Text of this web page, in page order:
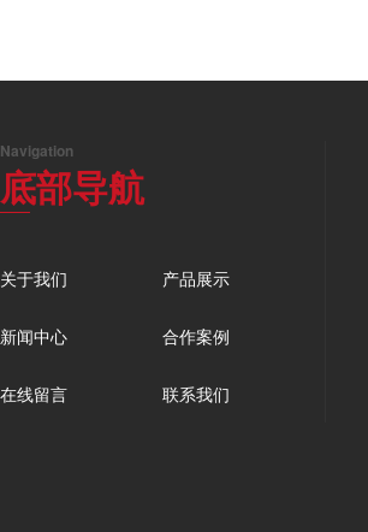
Navigation
底部导航
关于我们 产品展示
新闻中心 合作案例
在线留言 联系我们